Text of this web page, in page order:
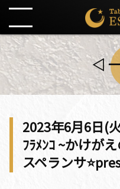
◁
2023年6月6日(
ﾌﾗﾒﾝｺ ~かけが
スペランサ